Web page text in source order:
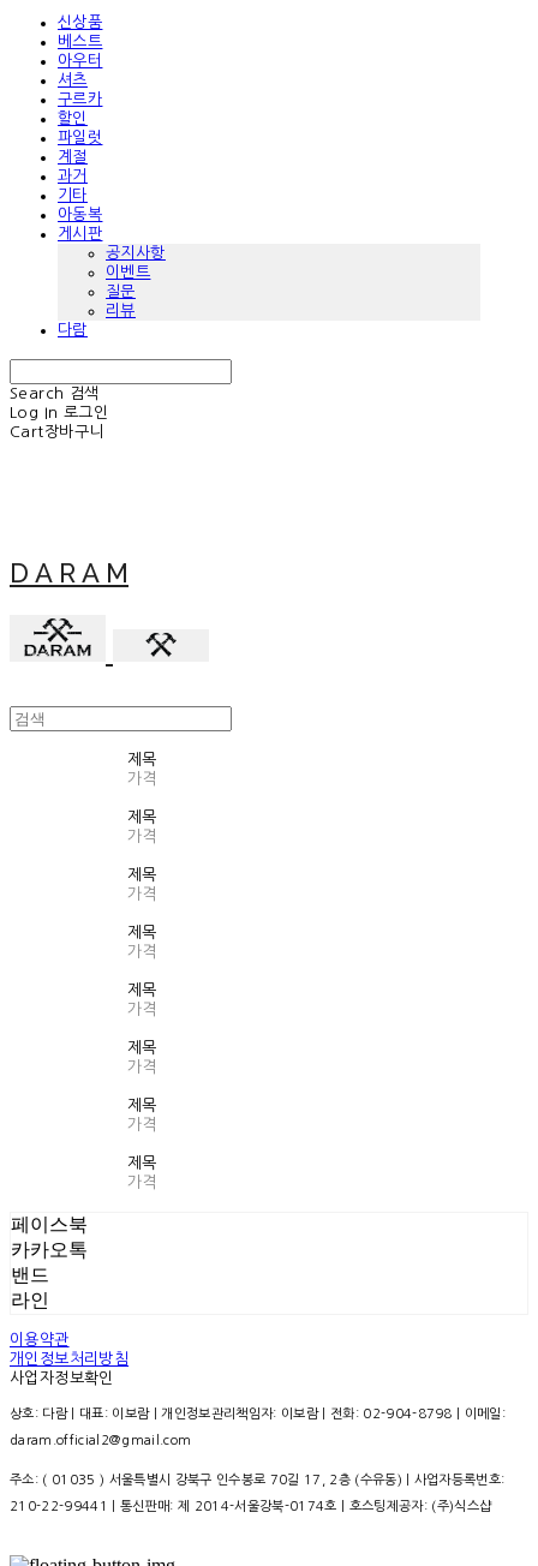
신상품
베스트
아우터
셔츠
구르카
할인
파일럿
계절
과거
기타
아동복
게시판
공지사항
이벤트
질문
리뷰
다람
Search
검색
Log In 로그인
Cart장바구니
D A R A M
제목
가격
제목
가격
제목
가격
제목
가격
제목
가격
제목
가격
제목
가격
제목
가격
페이스북
카카오톡
밴드
라인
이용약관
개인정보처리방침
사업자정보확인
상호: 다람 | 대표: 이보람 | 개인정보관리책임자: 이보람 | 전화: 02-904-8798 | 이메일:
daram.official2@gmail.com
주소: ( 01035 ) 서울특별시 강북구 인수봉로 70길 17, 2층 (수유동) | 사업자등록번호:
210-22-99441
| 통신판매: 제 2014-서울강북-0174호 | 호스팅제공자: (주)식스샵